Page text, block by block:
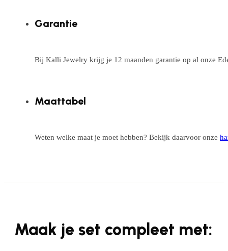
Garantie
Bij Kalli Jewelry krijg je 12 maanden garantie op al onze
Maattabel
Weten welke maat je moet hebben? Bekijk daarvoor onze
Maak je set compleet met: